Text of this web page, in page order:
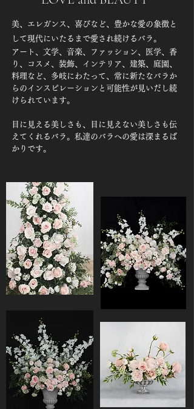
美、エレガンス、喜びなど、豊かな愛の象徴と
して現代にいたるまで愛され続けるバラ。
アート、文学、音楽、ファッション、医学、香
り、コスメ、装飾、インテリア、建築、庭園、
料理など、多岐にわたって、常に新たなバラか
らのインスピレーションと可能性が見いだし続
けられています。
目に見える美しさも、目に見えない美しさも伝
えてくれるバラ。私達のバラへの愛は深まるば
かりです。